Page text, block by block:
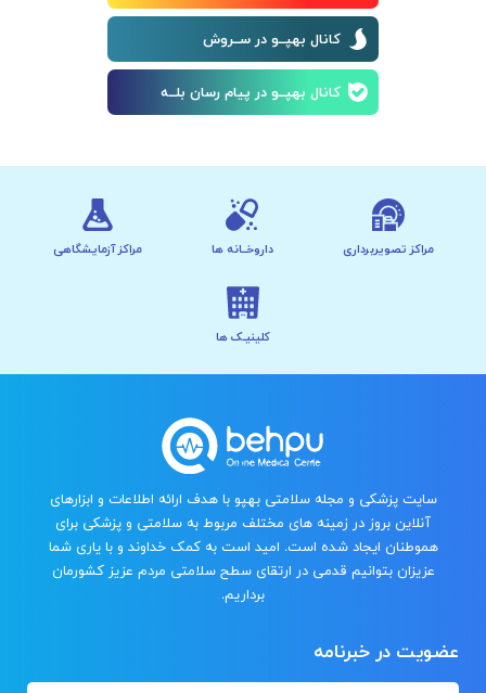
کانال بهپــو در ســروش
کانال بهپــو در پیام رسان بلــه
مراکز تصویربرداری داروخــانه ها مراکز آزمایشگاهی
کلینیـک ها
سایت پزشکی و مجله سلامتی بهپو با هدف ارائه اطلاعات و ابزارهای
آنلاین بروز در زمینه های مختلف مربوط به سلامتی و پزشکی برای
هموطنان ایجاد شده است. امید است به کمک خداوند و با یاری شما
عزیزان بتوانیم قدمی در ارتقای سطح سلامتی مردم عزیز کشورمان
برداریم.
عضویت در خبرنامه